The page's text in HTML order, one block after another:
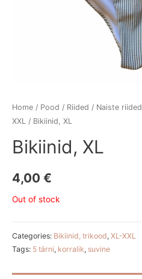
Home / Pood / Riided / Naiste riided
XXL / Bikiinid, XL
Bikiinid, XL
4,00 €
Out of stock
Categories: Bikiinid, trikood, XL-XXL
Tags: 5 tärni, korralik, suvine